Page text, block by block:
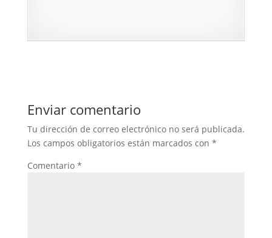
Enviar comentario
Tu dirección de correo electrónico no será publicada.
Los campos obligatorios están marcados con *
Comentario *